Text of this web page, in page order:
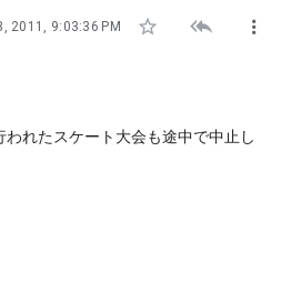
2011, 9:03:36 PM   
れたスケート大会も途中で中止し